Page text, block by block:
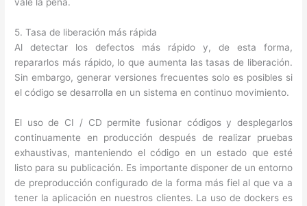
5. Tasa de liberación más rápida
Al detectar los defectos más rápido y, de esta forma,
repararlos más rápido, lo que aumenta las tasas de liberación.
Sin embargo, generar versiones frecuentes solo es posibles si
el código se desarrolla en un sistema en continuo movimiento.
El uso de CI / CD permite fusionar códigos y desplegarlos
continuamente en producción después de realizar pruebas
exhaustivas, manteniendo el código en un estado que esté
listo para su publicación. Es importante disponer de un entorno
de preproducción configurado de la forma más fiel al que va a
tener la aplicación en nuestros clientes. La uso de dockers es